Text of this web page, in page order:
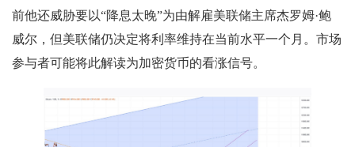
前他还威胁要以“降息太晚”为由解雇美联储主席杰罗姆·鲍
威尔，但美联储仍决定将利率维持在当前水平一个月。市场
参与者可能将此解读为加密货币的看涨信号。